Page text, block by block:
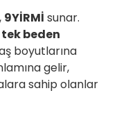
, 9YİRMİ sunar.
tek beden
boyutlarına
gelir,
sahip olanlar